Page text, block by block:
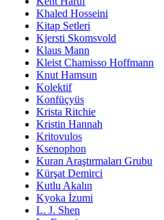
Khaled Hosseini
Kitap Setleri
Kjersti Skomsvold
Klaus Mann
Kleist Chamisso Hoffmann
Knut Hamsun
Kolektif
Konfüçyüs
Krista Ritchie
Kristin Hannah
Kritovulos
Ksenophon
Kuran Araştırmaları Grubu
Kürşat Demirci
Kutlu Akalın
Kyoka İzumi
L. J. Shen